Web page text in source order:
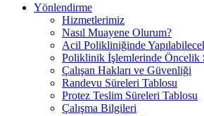
Yönlendirme
Hizmetlerimiz
Nasıl Muayene Olurum?
Acil Polikliniğinde
Poliklinik İşlemlerinde Öncelik
Çalışan Hakları ve Güvenliği
Randevu Süreleri Tablosu
Protez Teslim Süreleri Tablosu
Çalışma Bilgileri